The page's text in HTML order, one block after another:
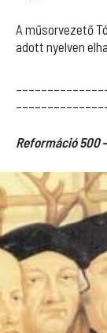
A műsorvezető
adott nyelven
Reformáció 500–